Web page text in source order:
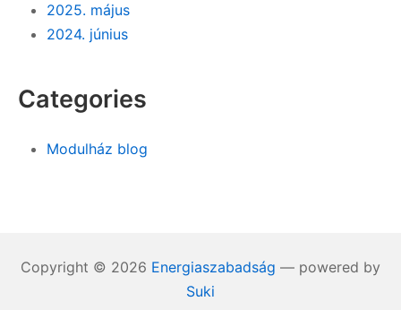
2025. május
2024. június
Categories
Modulház blog
Copyright © 2026 Energiaszabadság — powered by
Suki